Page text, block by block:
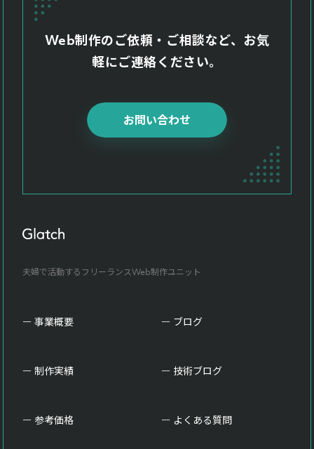
Web制作のご依頼・ご相談など、お気
軽にご連絡ください。
お問い合わせ
夫婦で活動するフリーランスWeb制作ユニット
事業概要
制作実績
参考価格
ブログ
技術ブログ
よくある質問